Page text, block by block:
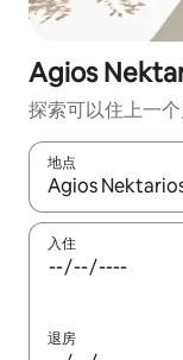
Agios
探索可以住上一
地点
如有搜索结果，
入住
退房